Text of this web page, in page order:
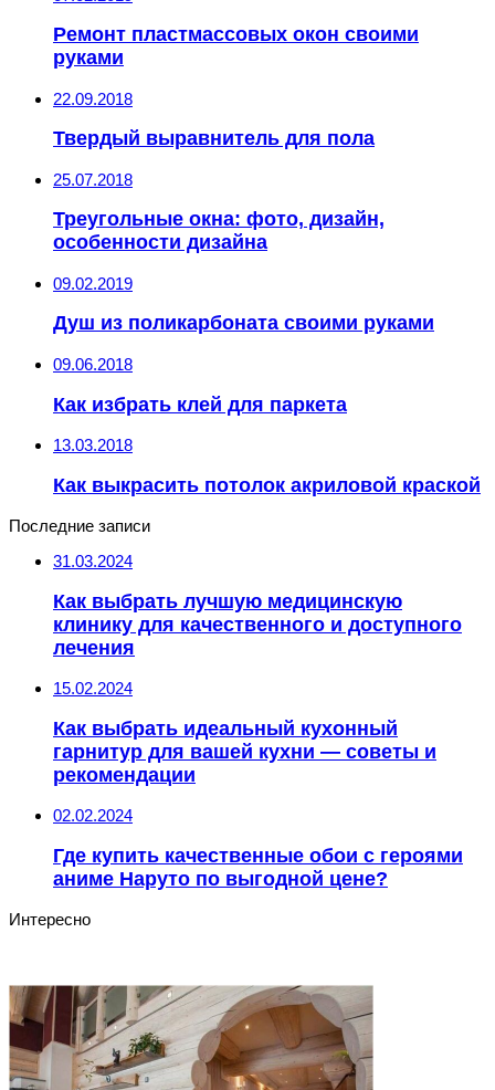
Ремонт пластмассовых окон своими
руками
22.09.2018
Твердый выравнитель для пола
25.07.2018
Треугольные окна: фото, дизайн,
особенности дизайна
09.02.2019
Душ из поликарбоната своими руками
09.06.2018
Как избрать клей для паркета
13.03.2018
Как выкрасить потолок акриловой краской
Последние записи
31.03.2024
Как выбрать лучшую медицинскую
клинику для качественного и доступного
лечения
15.02.2024
Как выбрать идеальный кухонный
гарнитур для вашей кухни — советы и
рекомендации
02.02.2024
Где купить качественные обои с героями
аниме Наруто по выгодной цене?
Интересно